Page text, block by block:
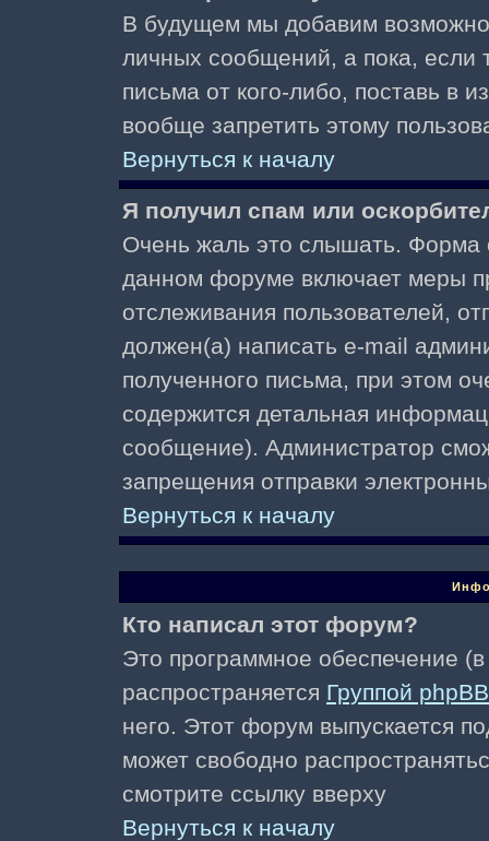
В будущем мы добавим
личных сообщений, а пока, если
письма от кого-либо, поставь в
вообще запретить этому
Вернуться к началу
Я получил спам или
Очень жаль это слышать. Форма
данном форуме включает меры
отслеживания пользователей,
должен(а) написать e-mail
полученного письма, при этом
содержится детальная
сообщение). Администратор
запрещения отправки
Вернуться к началу
Кто написал этот форум?
Это программное обеспечение
распространяется Группой phpBB
него. Этот форум выпускается
может свободно
смотрите ссылку вверху
Вернуться к началу